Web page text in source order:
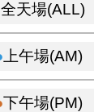
全天場(ALL)
上午場(AM)
下午場(PM)